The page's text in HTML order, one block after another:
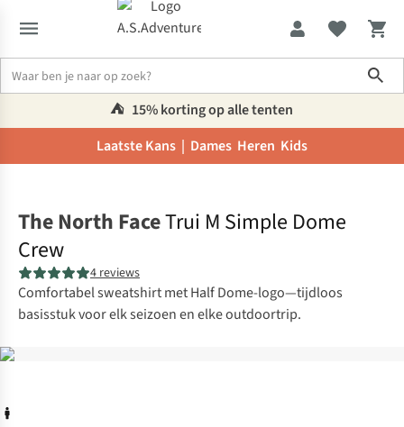
⛺️ 15% korting op alle tenten
Laatste Kans | Dames Heren Kids
The North FaceTrui M Simple Dome
Crew
4 reviews
Comfortabel sweatshirt met Half Dome-logo—tijdloos
basisstuk voor elk seizoen en elke outdoortrip.